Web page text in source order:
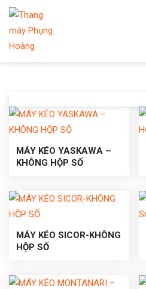
MÁY KÉO YASKAWA –
KHÔNG HỘP SỐ
MÁY KÉO SICOR-KHÔNG
HỘP SỐ